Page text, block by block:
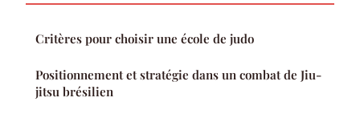
Critères pour choisir une école de judo
Positionnement et stratégie dans un combat de Jiu-
jitsu brésilien